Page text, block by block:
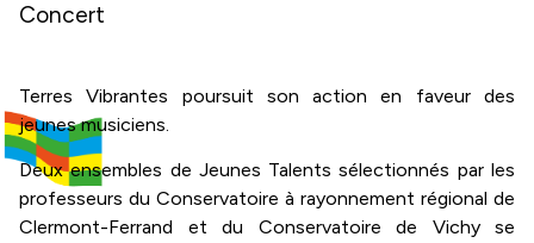
Concert
Terres Vibrantes poursuit son action en faveur des
jeunes musiciens.
Deux ensembles de Jeunes Talents sélectionnés par les
professeurs du Conservatoire à rayonnement régional de
Clermont-Ferrand et du Conservatoire de Vichy se